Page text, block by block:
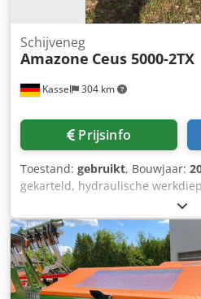
Kassel 304 km
Schijveneg
Amazone Ceus 5000-2TX
Prijsinfo
Toestand: gebruikt, Bouwjaar:
gekarteld, hydraulische
hydraulische
C-Mix-Ultra-tanden voor Ceus
werkdiepteverstelling
HD SLIJTDEEL 80 mm (14/K1)